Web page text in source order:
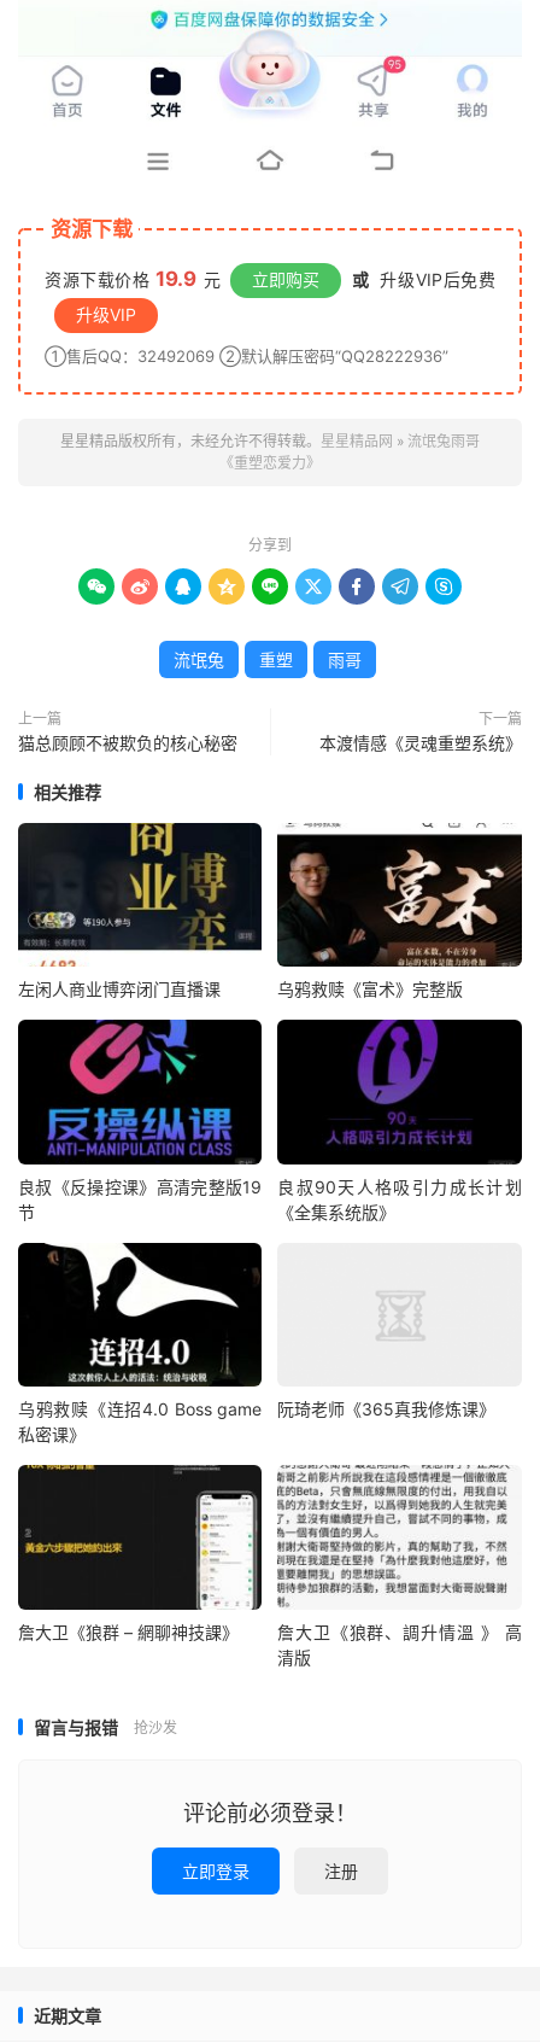
资源下载
资源下载价格 19.9 元 立即购买 或 升级VIP后免费
升级VIP
①售后QQ：32492069 ②默认解压密码“QQ28222936”
星星精品版权所有，未经允许不得转载。 星星精品网 » 流氓兔雨哥
《重塑恋爱力》
分享到
        
流氓兔 重塑 雨哥
上一篇
猫总顾顾不被欺负的核心秘密
下一篇
本渡情感《灵魂重塑系统》
相关推荐
左闲人商业博弈闭门直播课 乌鸦救赎《富术》完整版
良叔《反操控课》高清完整版19
节
良叔90天人格吸引力成长计划
《全集系统版》
乌鸦救赎《连招4.0 Boss game
私密课》
阮琦老师《365真我修炼课》
詹大卫《狼群 – 網聊神技課》
詹大卫《狼群、調升情‬溫 》 高
清版
留言与报错 抢沙发
评论前必须登录！
立即登录 注册
近期文章